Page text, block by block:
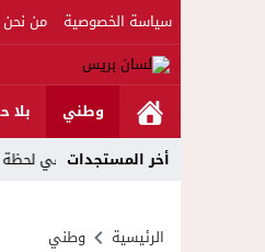
سياسة الخصوصية من نحن
وطني بلا
أخر المستجدات
وتحتضن زوجها في لحظة أعادت
الرئيسية وطني